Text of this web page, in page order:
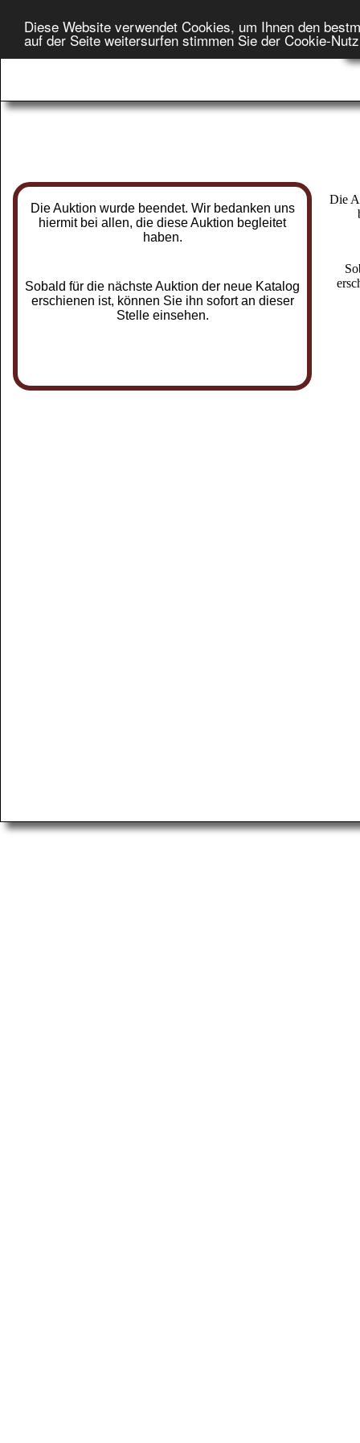
Diese Website verwendet Cookies, um Ihnen den
auf der Seite weitersurfen stimmen Sie der Cookie-
Die Auktion wurde beendet. Wir bedanken uns
hiermit bei allen, die diese Auktion begleitet
haben.
Sobald für die nächste Auktion der neue Katalog
erschienen ist, können Sie ihn sofort an dieser
Stelle einsehen.
Die